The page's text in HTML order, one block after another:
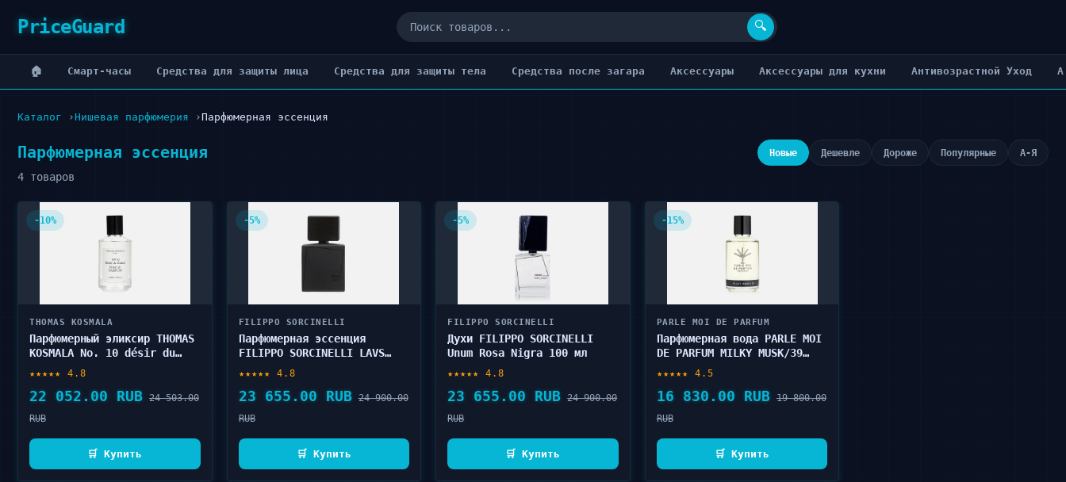
PriceGuard 🔍
🏠 Cмарт-часы Cредства для защиты лица Cредства для защиты тела Cредства после загара Аксессуары Аксессуары для кухни Антивозрастной Уход
Каталог Нишевая парфюмерия Парфюмерная эссенция
Парфюмерная эссенция
4 товаров
Новые Дешевле Дороже Популярные А-Я
-10%
THOMAS KOSMALA
Парфюмерный эликсир THOMAS
KOSMALA No. 10 désir du
coeur elixir de parfum 100
★★★★★ 4.8
22 052.00 RUB 24 503.00
RUB
🛒 Купить
-5%
FILIPPO SORCINELLI
Парфюмерная эссенция
FILIPPO SORCINELLI LAVS
★★★★★ 4.8
23 655.00 RUB 24 900.00
RUB
🛒 Купить
-5%
FILIPPO SORCINELLI
Духи FILIPPO SORCINELLI
Unum Rosa Nigra 100 мл
★★★★★ 4.8
23 655.00 RUB 24 900.00
RUB
🛒 Купить
-15%
PARLE MOI DE PARFUM
Парфюмерная вода PARLE MOI
DE PARFUM MILKY MUSK/39
★★★★★ 4.5
16 830.00 RUB 19 800.00
RUB
🛒 Купить